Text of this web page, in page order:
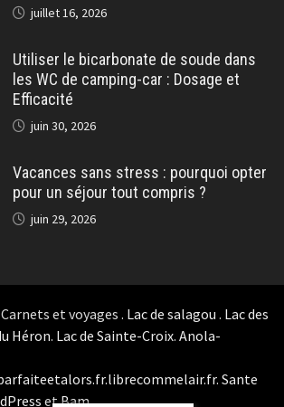
juillet 16, 2026
Utiliser le bicarbonate de soude dans
les WC de camping-car : Dosage et
Efficacité
juin 30, 2026
Vacances sans stress : pourquoi opter
pour un séjour tout compris ?
juin 29, 2026
et voyages . Lac de salagou . Lac des
Héron. Lac de Sainte-Croix.Anola-
librecommelair.fr.Sante
etBam.